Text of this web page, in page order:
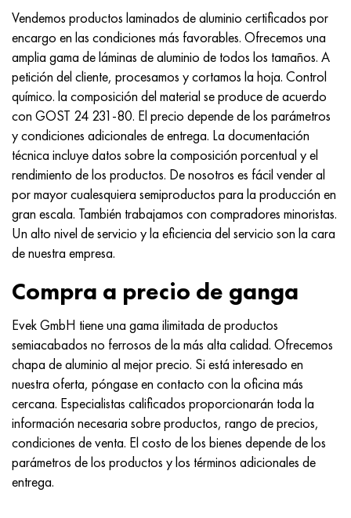
Vendemos productos laminados de aluminio certificados por
encargo en las condiciones más favorables. Ofrecemos una
amplia gama de láminas de aluminio de todos los tamaños. A
petición del cliente, procesamos y cortamos la hoja. Control
químico. la composición del material se produce de acuerdo
con GOST 24 231-80. El precio depende de los parámetros
y condiciones adicionales de entrega. La documentación
técnica incluye datos sobre la composición porcentual y el
rendimiento de los productos. De nosotros es fácil vender al
por mayor cualesquiera semiproductos para la producción en
gran escala. También trabajamos con compradores minoristas.
Un alto nivel de servicio y la eficiencia del servicio son la cara
de nuestra empresa.
Compra a precio de ganga
Evek GmbH tiene una gama ilimitada de productos
semiacabados no ferrosos de la más alta calidad. Ofrecemos
chapa de aluminio al mejor precio. Si está interesado en
nuestra oferta, póngase en contacto con la oficina más
cercana. Especialistas calificados proporcionarán toda la
información necesaria sobre productos, rango de precios,
condiciones de venta. El costo de los bienes depende de los
parámetros de los productos y los términos adicionales de
entrega.